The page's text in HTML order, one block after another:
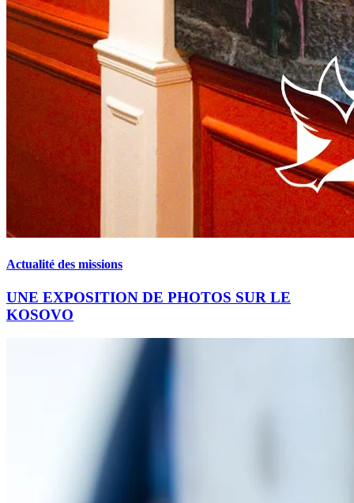
Actualité des missions
UNE EXPOSITION DE PHOTOS SUR LE
KOSOVO